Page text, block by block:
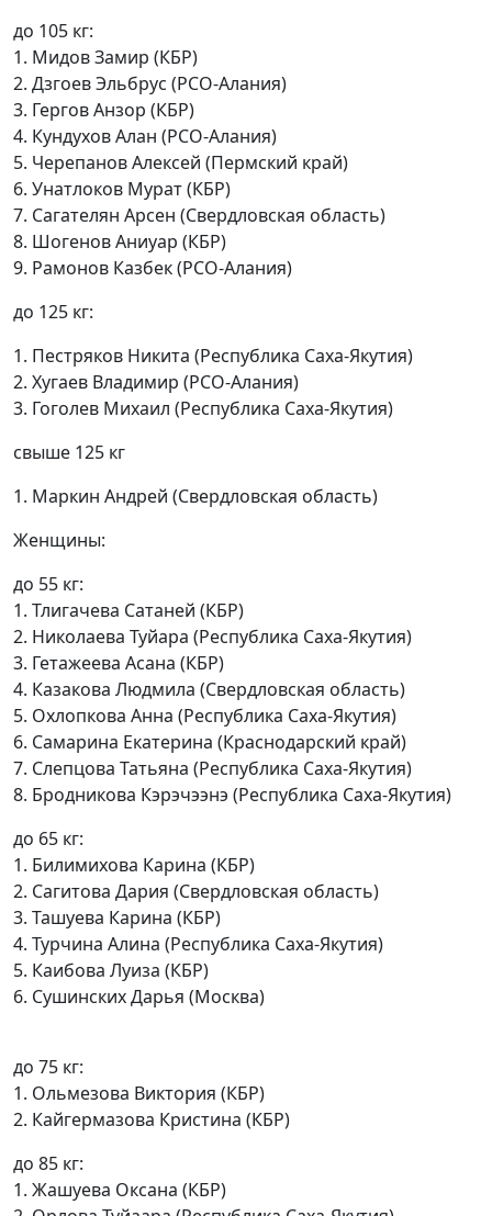
до 105 кг:
1. Мидов Замир (КБР)
2. Дзгоев Эльбрус (РСО-Алания)
3. Гергов Анзор (КБР)
4. Кундухов Алан (РСО-Алания)
5. Черепанов Алексей (Пермский край)
6. Унатлоков Мурат (КБР)
7. Сагателян Арсен (Свердловская область)
8. Шогенов Аниуар (КБР)
9. Рамонов Казбек (РСО-Алания)
до 125 кг:
1. Пестряков Никита (Республика Саха-Якутия)
2. Хугаев Владимир (РСО-Алания)
3. Гоголев Михаил (Республика Саха-Якутия)
свыше 125 кг
1. Маркин Андрей (Свердловская область)
Женщины:
до 55 кг:
1. Тлигачева Сатаней (КБР)
2. Николаева Туйара (Республика Саха-Якутия)
3. Гетажеева Асана (КБР)
4. Казакова Людмила (Свердловская область)
5. Охлопкова Анна (Республика Саха-Якутия)
6. Самарина Екатерина (Краснодарский край)
7. Слепцова Татьяна (Республика Саха-Якутия)
8. Бродникова Кэрэчээнэ (Республика Саха-Якутия)
до 65 кг:
1. Билимихова Карина (КБР)
2. Сагитова Дария (Свердловская область)
3. Ташуева Карина (КБР)
4. Турчина Алина (Республика Саха-Якутия)
5. Каибова Луиза (КБР)
6. Сушинских Дарья (Москва)
до 75 кг:
1. Ольмезова Виктория (КБР)
2. Кайгермазова Кристина (КБР)
до 85 кг:
1. Жашуева Оксана (КБР)